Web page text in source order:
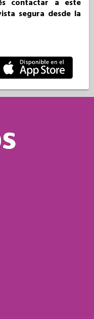
contactar a este
segura desde la